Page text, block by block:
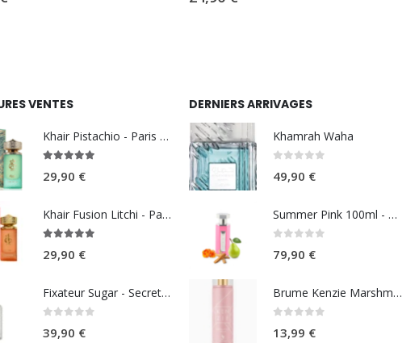
VENTES
Khair Pistachio - Paris Corner
29,90 €
Khair Fusion Litchi - Paris Corner
29,90 €
Fixateur Sugar - Secret Musc 30ml
39,90 €
DERNIERS ARRIVAGES
Khamrah Waha
49,90 €
Summer Pink 100ml - REEF perfumes
79,90 €
Brume Kenzie Marshmallow Dream 250ml - Volaré
13,99 €